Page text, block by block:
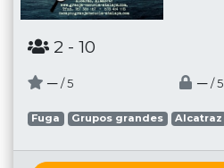
2 - 10
─ / 5 ─ / 5
Fuga Grupos grandes Alcatraz